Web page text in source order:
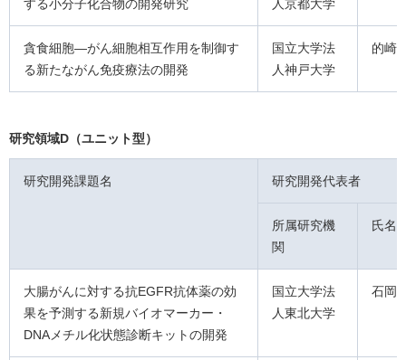
する小分子化合物の開発研究
人京都大学
貪食細胞―がん細胞相互作用を制御す
る新たながん免疫療法の開発
国立大学法
人神戸大学
的崎
研究領域D（ユニット型）
研究開発課題名 研究開発代表者
所属研究機
関
氏名
大腸がんに対する抗EGFR抗体薬の効
果を予測する新規バイオマーカー・
DNAメチル化状態診断キットの開発
国立大学法
人東北大学
石岡